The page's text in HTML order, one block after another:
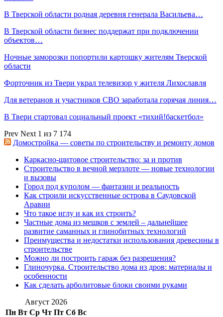
В Тверской области родная деревня генерала Васильева…
В Тверской области бизнес поддержат при подключении
объектов…
Ночные заморозки попортили картошку жителям Тверской
области
Форточник из Твери украл телевизор у жителя Лихославля
Для ветеранов и участников СВО заработала горячая линия…
В Твери стартовал социальный проект «тихий!баскетбол»
Prev Next 1 из 7 174
Домостройка — советы по строительству и ремонту домов
Каркасно-щитовое строительство: за и против
Строительство в вечной мерзлоте — новые технологии
и вызовы
Город под куполом — фантазии и реальность
Как строили искусственные острова в Саудовской
Аравии
Что такое иглу и как их строить?
Частные дома из мешков с землей – дальнейшее
развитие саманных и глинобитных технологий
Преимущества и недостатки использования древесины в
строительстве
Можно ли построить гараж без разрешения?
Глиночурка. Строительство дома из дров: материалы и
особенности
Как сделать арболитовые блоки своими руками
Август 2026
Пн Вт Ср Чт Пт Сб Вс